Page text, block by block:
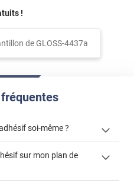
!
de GLOSS-4437a
soi-même ?
revêtement adhésif ? »
sur mon plan de